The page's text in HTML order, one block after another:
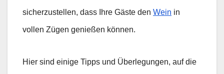
sicherzustellen, dass Ihre Gäste den Wein in
vollen Zügen genießen können.
Hier sind einige Tipps und Überlegungen, auf die